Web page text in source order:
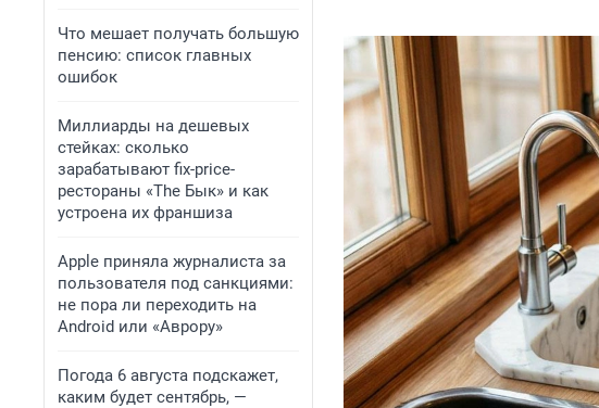
Что мешает получать большую
пенсию: список главных
ошибок
Миллиарды на дешевых
стейках: сколько
зарабатывают fix-price-
рестораны «The Бык» и как
устроена их франшиза
Apple приняла журналиста за
пользователя под санкциями:
не пора ли переходить на
Android или «Аврору»
Погода 6 августа подскажет,
каким будет сентябрь, —